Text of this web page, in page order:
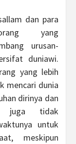
dan para
yang
urusan-
duniawi.
yang lebih
mencari dunia
dirinya dan
juga tidak
untuk
meskipun